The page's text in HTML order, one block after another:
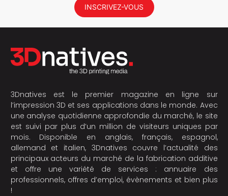
INSCRIVEZ-VOUS
3Dnatives est le premier magazine en ligne sur
l’impression 3D et ses applications dans le monde. Avec
une analyse quotidienne approfondie du marché, le site
est suivi par plus d’un million de visiteurs uniques par
mois. Disponible en anglais, français, espagnol,
allemand et italien, 3Dnatives couvre l’actualité des
principaux acteurs du marché de la fabrication additive
et offre une variété de services : annuaire des
professionnels, offres d’emploi, évènements et bien plus
!